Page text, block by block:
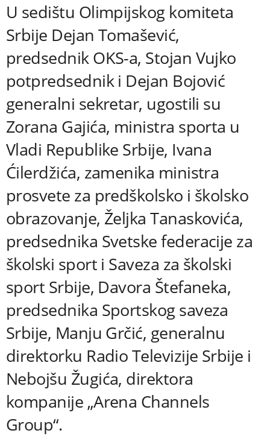
U sedištu Olimpijskog komiteta
Srbije Dejan Tomašević,
predsednik OKS-a, Stojan Vujko
potpredsednik i Dejan Bojović
generalni sekretar, ugostili su
Zorana Gajića, ministra sporta u
Vladi Republike Srbije, Ivana
Ćilerdžića, zamenika ministra
prosvete za predškolsko i školsko
obrazovanje, Željka Tanaskovića,
predsednika Svetske federacije za
školski sport i Saveza za školski
sport Srbije, Davora Štefaneka,
predsednika Sportskog saveza
Srbije, Manju Grčić, generalnu
direktorku Radio Televizije Srbije i
Nebojšu Žugića, direktora
kompanije „Arena Channels
Group“.